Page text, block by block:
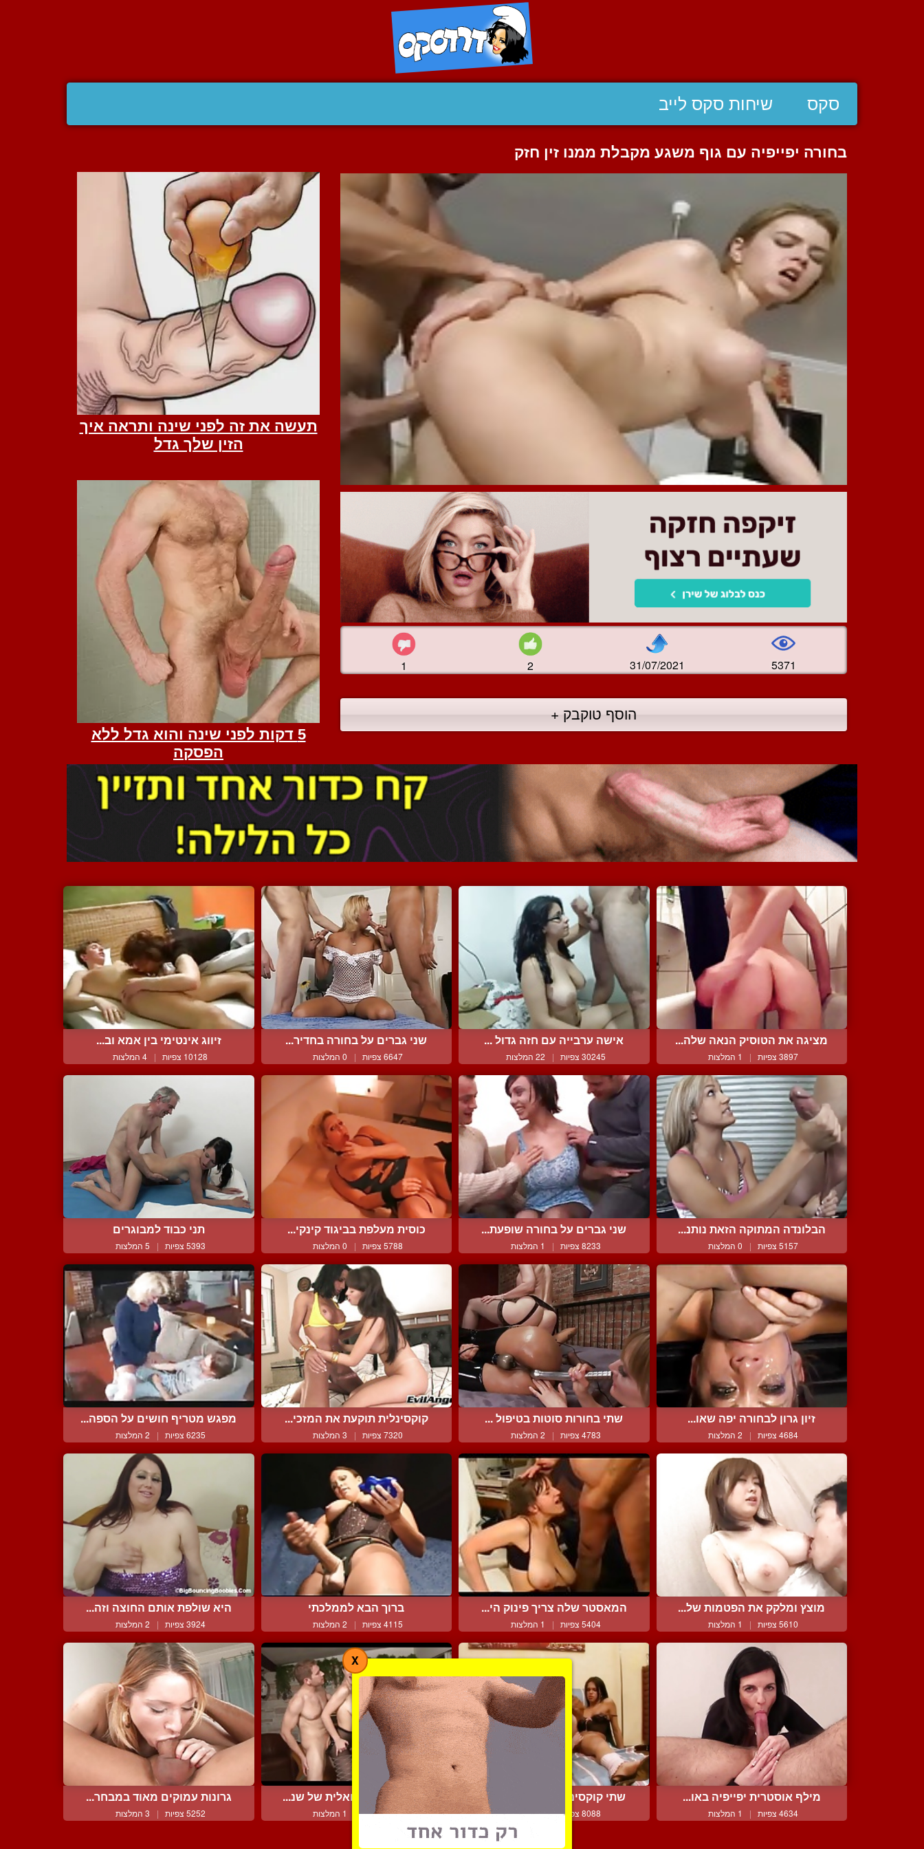
סקס שיחות סקס לייב
בחורה יפייפיה עם גוף משגע מקבלת ממנו זין חזק
1 2 31/07/2021 5371
הוסף טוקבק +
מציגה את הטוסיק הנאה שלה...
3897 צפיות | 1 המלצות
אישה ערבייה עם חזה גדול ...
30245 צפיות | 22 המלצות
שני גברים על בחורה בחדיר...
6647 צפיות | 0 המלצות
זיווג אינטימי בין אמא וב...
10128 צפיות | 4 המלצות
הבלונדה המתוקה הזאת נותנ...
5157 צפיות | 0 המלצות
שני גברים על בחורה שופעת...
8233 צפיות | 1 המלצות
כוסית מעלפת בביגוד קינקי...
5788 צפיות | 0 המלצות
תני כבוד למבוגרים
5393 צפיות | 5 המלצות
זיון גרון לבחורה יפה שאו...
4684 צפיות | 2 המלצות
שתי בחורות סוטות בטיפול ...
4783 צפיות | 2 המלצות
קוקסינלית תוקעת את המזכי...
7320 צפיות | 3 המלצות
מפגש מטריף חושים על הספה...
6235 צפיות | 2 המלצות
מוצץ ומלקק את הפטמות של...
5610 צפיות | 1 המלצות
המאסטר שלה צריך פינוק הי...
5404 צפיות | 1 המלצות
ברוך הבא לממלכתי
4115 צפיות | 2 המלצות
היא שולפת אותם החוצה וזה...
3924 צפיות | 2 המלצות
מילף אוסטרית יפייפיה באו...
4634 צפיות | 1 המלצות
שתי קוקסינליות שרמוטות מ...
8088 צפיות | 3 המלצות
שלישייה ביסקסואלית של שנ...
4517 צפיות | 1 המלצות
גרונות עמוקים מאוד במבחר...
5252 צפיות | 3 המלצות
צור קשר
X